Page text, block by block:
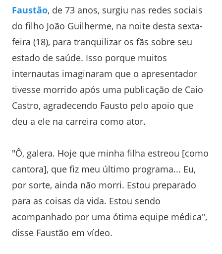
Faustão, de 73 anos, surgiu nas redes sociais
do filho João Guilherme, na noite desta sexta-
feira (18), para tranquilizar os fãs sobre seu
estado de saúde. Isso porque muitos
internautas imaginaram que o apresentador
tivesse morrido após uma publicação de Caio
Castro, agradecendo Fausto pelo apoio que
deu a ele na carreira como ator.
"Ô, galera. Hoje que minha filha estreou [como
cantora], que fiz meu último programa... Eu,
por sorte, ainda não morri. Estou preparado
para as coisas da vida. Estou sendo
acompanhado por uma ótima equipe médica",
disse Faustão em vídeo.